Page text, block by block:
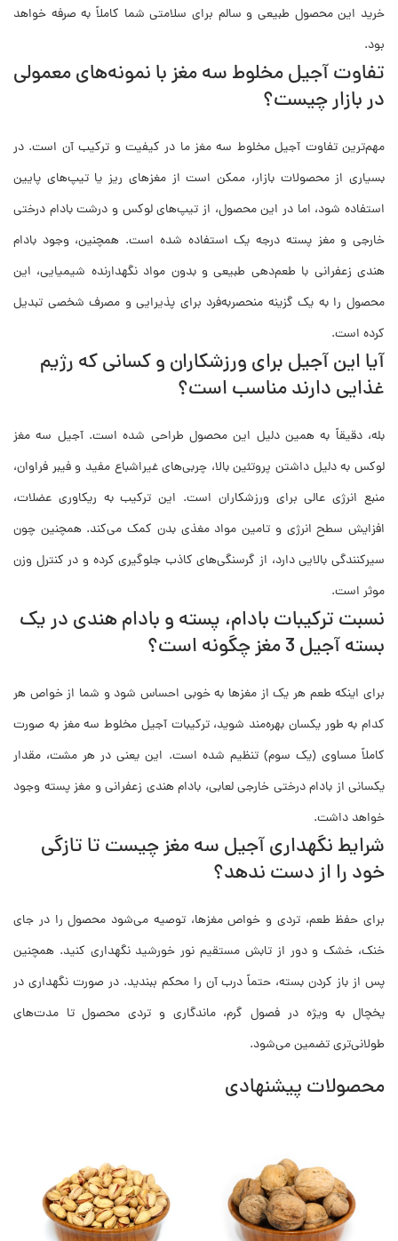
خرید این محصول طبیعی و سالم برای سلامتی شما کاملاً به صرفه خواهد
بود.
تفاوت آجیل مخلوط سه مغز با نمونه‌های معمولی
در بازار چیست؟
مهم‌ترین تفاوت آجیل مخلوط سه مغز ما در کیفیت و ترکیب آن است. در
بسیاری از محصولات بازار، ممکن است از مغزهای ریز یا تیپ‌های پایین
استفاده شود، اما در این محصول، از تیپ‌های لوکس و درشت بادام درختی
خارجی و مغز پسته درجه یک استفاده شده است. همچنین، وجود بادام
هندی زعفرانی با طعم‌دهی طبیعی و بدون مواد نگهدارنده شیمیایی، این
محصول را به یک گزینه منحصر‌به‌فرد برای پذیرایی و مصرف شخصی تبدیل
کرده است.
آیا این آجیل برای ورزشکاران و کسانی که رژیم
غذایی دارند مناسب است؟
بله، دقیقاً به همین دلیل این محصول طراحی شده است. آجیل سه مغز
لوکس به دلیل داشتن پروتئین بالا، چربی‌های غیراشباع مفید و فیبر فراوان،
منبع انرژی عالی برای ورزشکاران است. این ترکیب به ریکاوری عضلات،
افزایش سطح انرژی و تامین مواد مغذی بدن کمک می‌کند. همچنین چون
سیرکنندگی بالایی دارد، از گرسنگی‌های کاذب جلوگیری کرده و در کنترل وزن
موثر است.
نسبت ترکیبات بادام، پسته و بادام هندی در یک
بسته آجیل 3 مغز چگونه است؟
برای اینکه طعم هر یک از مغزها به خوبی احساس شود و شما از خواص هر
کدام به طور یکسان بهره‌مند شوید، ترکیبات آجیل مخلوط سه مغز به صورت
کاملاً مساوی (یک سوم) تنظیم شده است. این یعنی در هر مشت، مقدار
یکسانی از بادام درختی خارجی لعابی، بادام هندی زعفرانی و مغز پسته وجود
خواهد داشت.
شرایط نگهداری آجیل سه مغز چیست تا تازگی
خود را از دست ندهد؟
برای حفظ طعم، تردی و خواص مغزها، توصیه می‌شود محصول را در جای
خنک، خشک و دور از تابش مستقیم نور خورشید نگهداری کنید. همچنین
پس از باز کردن بسته، حتماً درب آن را محکم ببندید. در صورت نگهداری در
یخچال به ویژه در فصول گرم، ماندگاری و تردی محصول تا مدت‌های
طولانی‌تری تضمین می‌شود.
محصولات پیشنهادی